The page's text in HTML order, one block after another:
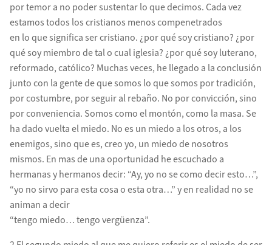
por temor a no poder sustentar lo que decimos. Cada vez
estamos todos los cristianos menos compenetrados
en lo que significa ser cristiano. ¿por qué soy cristiano? ¿por
qué soy miembro de tal o cual iglesia? ¿por qué soy luterano,
reformado, católico? Muchas veces, he llegado a la conclusión
junto con la gente de que somos lo que somos por tradición,
por costumbre, por seguir al rebaño. No por convicción, sino
por conveniencia. Somos como el montón, como la masa. Se
ha dado vuelta el miedo. No es un miedo a los otros, a los
enemigos, sino que es, creo yo, un miedo de nosotros
mismos. En mas de una oportunidad he escuchado a
hermanas y hermanos decir: “Ay, yo no se como decir esto…”,
“yo no sirvo para esta cosa o esta otra…” y en realidad no se
animan a decir
“tengo miedo… tengo vergüenza”.